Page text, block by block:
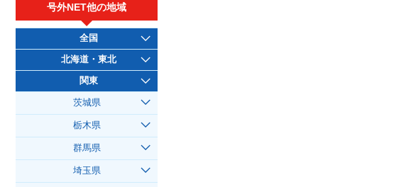
号外NET他の地域
全国
北海道・東北
関東
茨城県
栃木県
群馬県
埼玉県